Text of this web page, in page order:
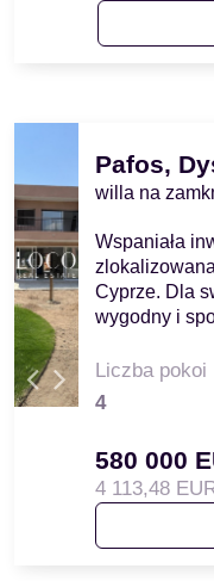
Pafos,
willa na
Wspaniała
Cyprze. Dla
wygodny i
Liczba pokoi
4
580 000
4 113,48